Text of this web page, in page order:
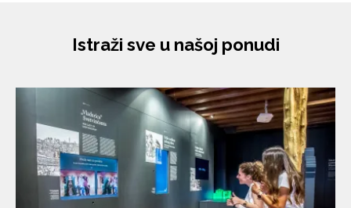
Istraži sve u našoj ponudi